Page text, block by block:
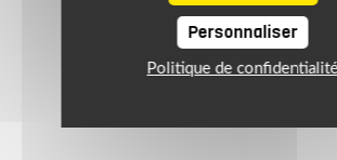
Personnaliser
Politique de